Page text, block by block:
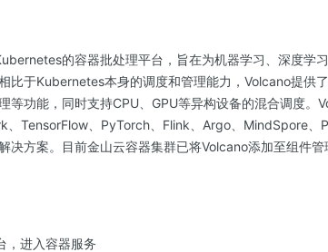
的容器批处理平台，旨在为机器学习、深度学
比于Kubernetes本身的调度和管理能力，Volcano提供
等功能，同时支持CPU、GPU等异构设备的混合调度。
、TensorFlow、PyTorch、Flink、Argo、MindSpore
决方案。目前金山云容器集群已将Volcano添加至组件管
，进入容器服务